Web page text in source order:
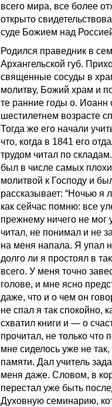
всего мира, все более
открыто
суде Божием над
Родился праведник в
Архангельской губ.
священные сосуды в
молитву, Божий храм и
те ранние годы о.
шестилетнем возрасте
Тогда же его начали
что, когда в 1841 его
трудом читал по
был в числе самых
молитвой к Господу и
рассказывает: “Ночью я
как сейчас помню: все
прежнему ничего не мог
читал, не понимал и не
на меня напала. Я упал
долго ли я простоял в
всего. У меня точно
голове, и мне ясно
даже, что и о чем он
не спал я так спокойно,
схватил книги и — о
прочитал, не только что
мне сиделось уже не
памяти. Дал учитель
меня даже. Словом, в
перестал уже быть
Духовную семинарию,